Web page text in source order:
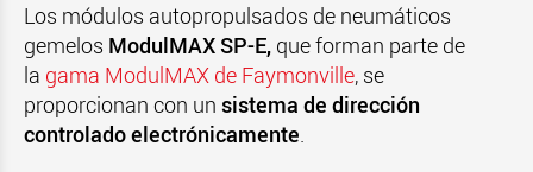
Los módulos autopropulsados de neumáticos
gemelos ModulMAX SP-E, que forman parte de
la gama ModulMAX de Faymonville, se
proporcionan con un sistema de dirección
controlado electrónicamente.